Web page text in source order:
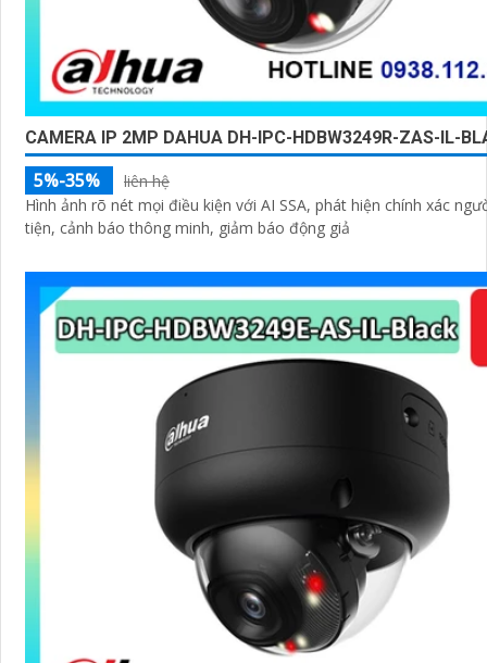
CAMERA IP 2MP DAHUA DH-IPC-HDBW3249R-ZAS-IL-
5%-35%
liên hệ
Hình ảnh rõ nét mọi điều kiện với AI SSA, phát hiện chính xác
tiện, cảnh báo thông minh, giảm báo động giả